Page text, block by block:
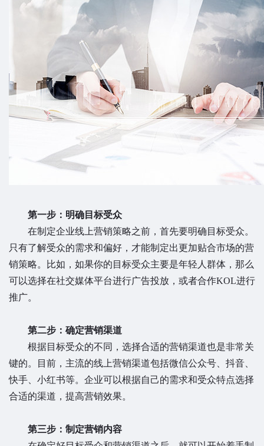
第一步：明确目标受众
在制定企业线上营销策略之前，首先要明确目标受众。
只有了解受众的需求和偏好，才能制定出更加贴合市场的营
销策略。比如，如果你的目标受众主要是年轻人群体，那么
可以选择在社交媒体平台进行广告投放，或者合作KOL进行
推广。
第二步：确定营销渠道
根据目标受众的不同，选择合适的营销渠道也是非常关
键的。目前，主流的线上营销渠道包括微信公众号、抖音、
快手、小红书等。企业可以根据自己的需求和受众特点选择
合适的渠道，提高营销效果。
第三步：制定营销内容